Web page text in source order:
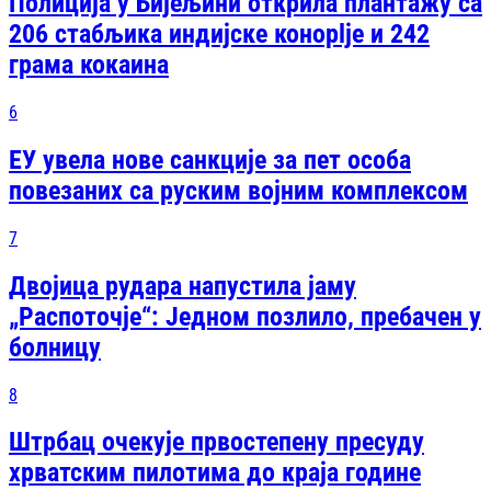
206 стабљика индијске конoplje и 242
грама кокаина
6
ЕУ увела нове санкције за пет особа
повезаних са руским војним комплексом
7
Двојица рудара напустила јаму
„Распоточје“: Једном позлило, пребачен у
болницу
8
Штрбац очекује првостепену пресуду
хрватским пилотима до краја године